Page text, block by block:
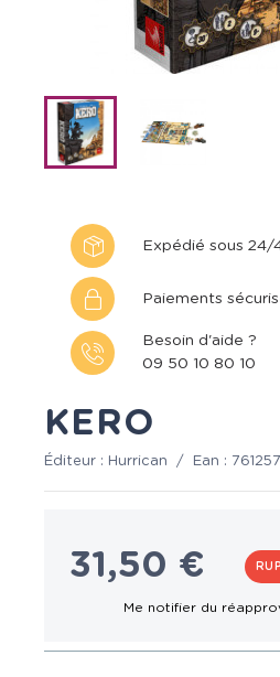
Expédié sous 24/
Paiements
Besoin d'aide ?
09 50 10 80 10
KERO
Éditeur : Hurrican / Ean :
31,50 €